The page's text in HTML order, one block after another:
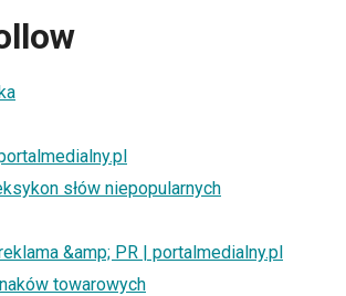
słów niepopularnych
&amp; PR | portalmedialny.pl
towarowych